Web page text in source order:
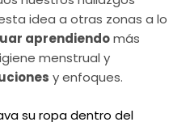
idea a otras zonas a lo
aprendiendomás
menstrual y
y enfoques.